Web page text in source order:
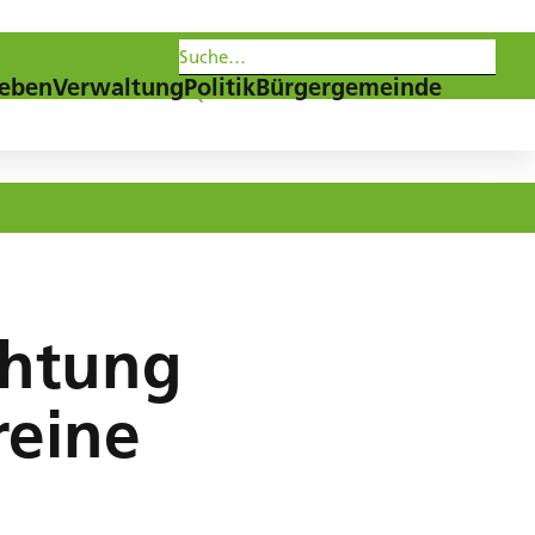
VerwaltungPolitikBürgergemeinde